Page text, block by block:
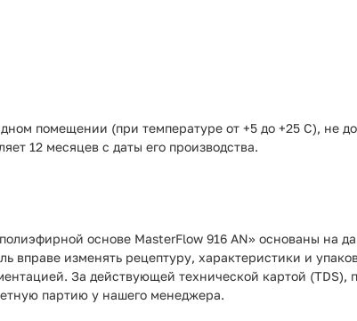
помещении (при температуре от +5 до +25 С), не
12 месяцев с даты его производства.
основе MasterFlow 916 AN» основаны на
изменять рецептуру, характеристики и
За действующей технической картой (TDS),
партию у нашего менеджера.